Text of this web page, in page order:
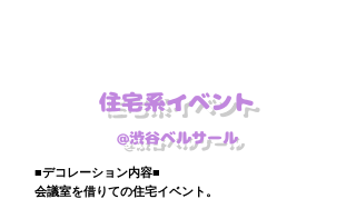
住宅系イベント
@渋谷ベルサール
■デコレーション内容■
会議室を借りての住宅イベント。